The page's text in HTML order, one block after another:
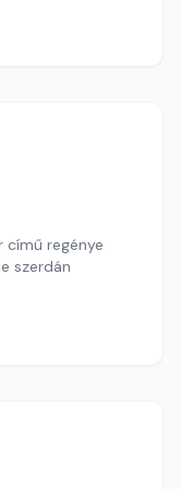
című regénye
szerdán